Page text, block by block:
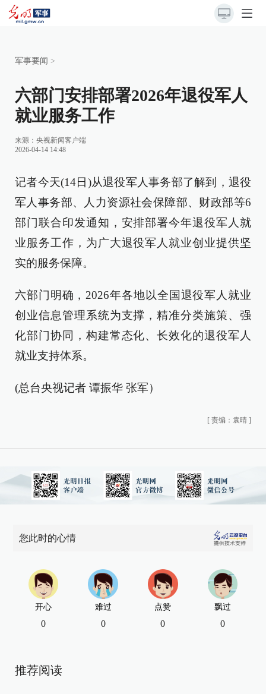
军事要闻 >
六部门安排部署2026年退役军人
就业服务工作
来源： 央视新闻客户端
2026-04-14 14:48
记者今天(14日)从退役军人事务部了解到，退役
军人事务部、人力资源社会保障部、财政部等6
部门联合印发通知，安排部署今年退役军人就
业服务工作，为广大退役军人就业创业提供坚
实的服务保障。
六部门明确，2026年各地以全国退役军人就业
创业信息管理系统为支撑，精准分类施策、强
化部门协同，构建常态化、长效化的退役军人
就业支持体系。
(总台央视记者 谭振华 张军）
[ 责编：袁晴 ]
您此时的心情
开心
0
难过
0
点赞
0
飘过
0
推荐阅读